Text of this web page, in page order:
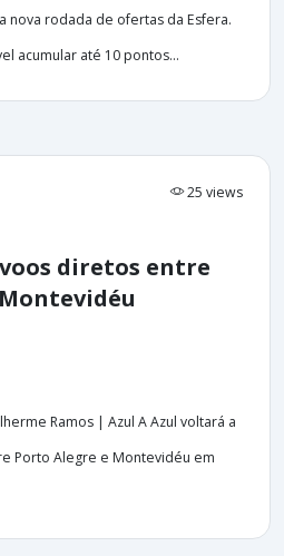
nova rodada de ofertas da Esfera.
acumular até 10 pontos...
25 views
diretos entre
Ramos | Azul A Azul voltará a
Porto Alegre e Montevidéu em